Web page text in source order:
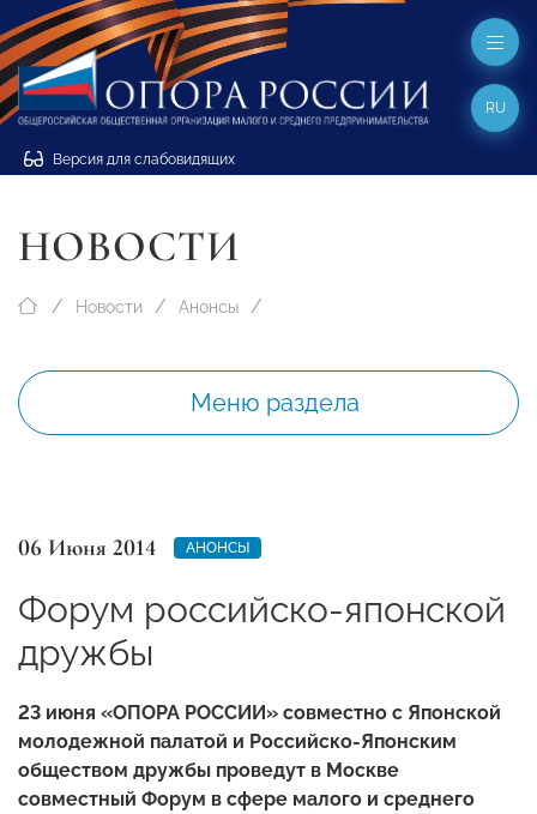
Версия для слабовидящих
RU
НОВОСТИ
Новости Анонсы
Меню раздела
06 Июня 2014 АНОНСЫ
Форум российско-японской
дружбы
23 июня «ОПОРА РОССИИ» совместно с Японской
молодежной палатой и Российско-Японским
обществом дружбы проведут в Москве
совместный Форум в сфере малого и среднего